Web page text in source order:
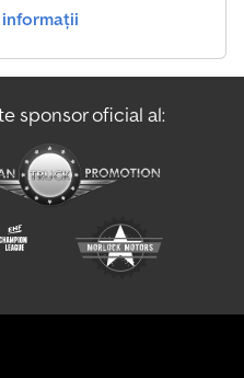
sponsor oficial al: